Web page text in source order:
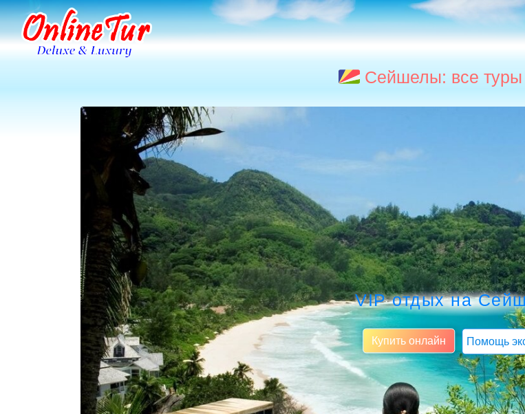
Сейшелы: все туры
VIP отдых на
Купить онлайн Помощь